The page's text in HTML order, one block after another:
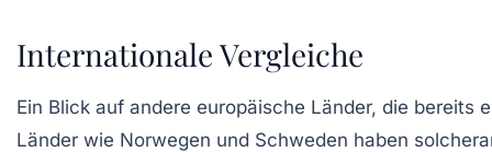
Internationale Vergleiche
Ein Blick auf andere europäische Länder, die bereits
Länder wie Norwegen und Schweden haben